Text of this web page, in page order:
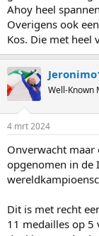
Ahoy heel
Overigens ook
Kos. Die met heel
Well-Known
4 mrt 2024
Onverwacht maar
opgenomen in de
Dit is met recht
11 medailles op 5